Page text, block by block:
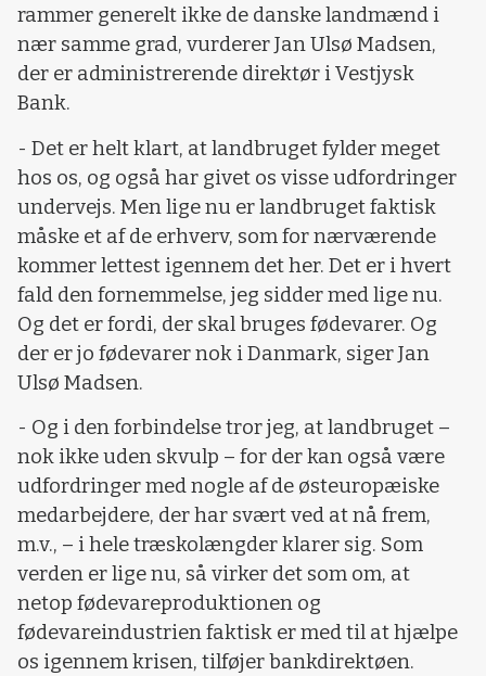
rammer generelt ikke de danske landmænd i
nær samme grad, vurderer Jan Ulsø Madsen,
der er administrerende direktør i Vestjysk
Bank.
- Det er helt klart, at landbruget fylder meget
hos os, og også har givet os visse udfordringer
undervejs. Men lige nu er landbruget faktisk
måske et af de erhverv, som for nærværende
kommer lettest igennem det her. Det er i hvert
fald den fornemmelse, jeg sidder med lige nu.
Og det er fordi, der skal bruges fødevarer. Og
der er jo fødevarer nok i Danmark, siger Jan
Ulsø Madsen.
- Og i den forbindelse tror jeg, at landbruget –
nok ikke uden skvulp – for der kan også være
udfordringer med nogle af de østeuropæiske
medarbejdere, der har svært ved at nå frem,
m.v., – i hele træskolængder klarer sig. Som
verden er lige nu, så virker det som om, at
netop fødevareproduktionen og
fødevareindustrien faktisk er med til at hjælpe
os igennem krisen, tilføjer bankdirektøen.